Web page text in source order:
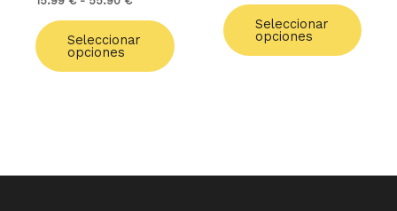
Seleccionar
opciones
producto
Seleccionar
opciones